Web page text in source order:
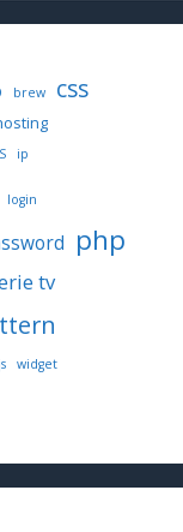
brew css
ip
login
php
tv
widget